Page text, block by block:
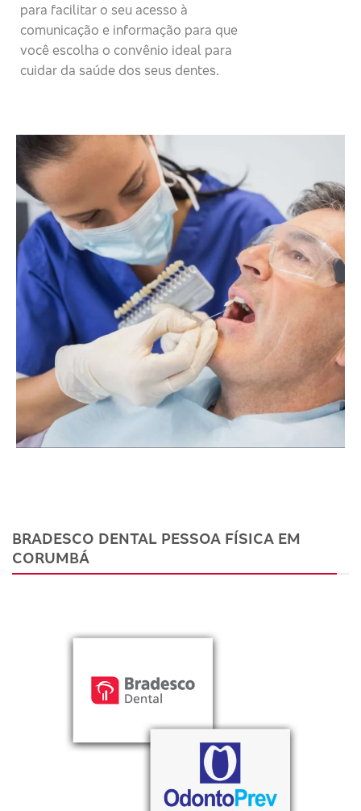
para facilitar o seu acesso à
comunicação e informação para que
você escolha o convênio ideal para
cuidar da saúde dos seus dentes.
BRADESCO DENTAL PESSOA FÍSICA EM
CORUMBÁ